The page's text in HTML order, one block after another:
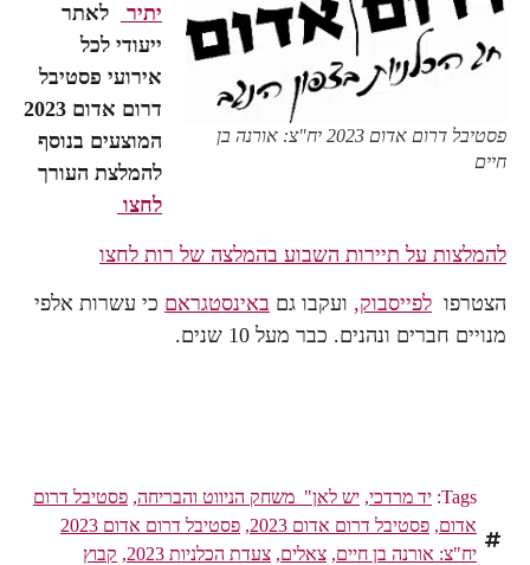
פסטיבל דרום אדום 2023 יח"צ: אורנה בן
חיים
יתיר
לאתר
ייעודי לכל
אירועי פסטיבל
דרום אדום 2023
המוצעים בנוסף
להמלצת העורך
לחצו
להמלצות על תיירות השבוע בהמלצה של רות לחצו
הצטרפו לפייסבוק, ועקבו גם באינסטגראם כי עשרות אלפי
מנויים חברים ונהנים. כבר מעל 10 שנים.
Tags: יד מרדכי, יש לאן" משחק הניווט והבריחה, פסטיבל דרום
אדום, פסטיבל דרום אדום 2023 ,
פסטיבל דרום אדום 2023
יח"צ: אורנה בן חיים, צאלים, צעדת הכלניות 2023 , קבוץ